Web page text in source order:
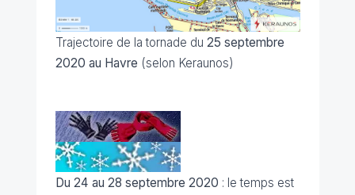
Trajectoire de la tornade du 25 septembre
2020 au Havre (selon Keraunos)
Du 24 au 28 septembre 2020 : le temps est